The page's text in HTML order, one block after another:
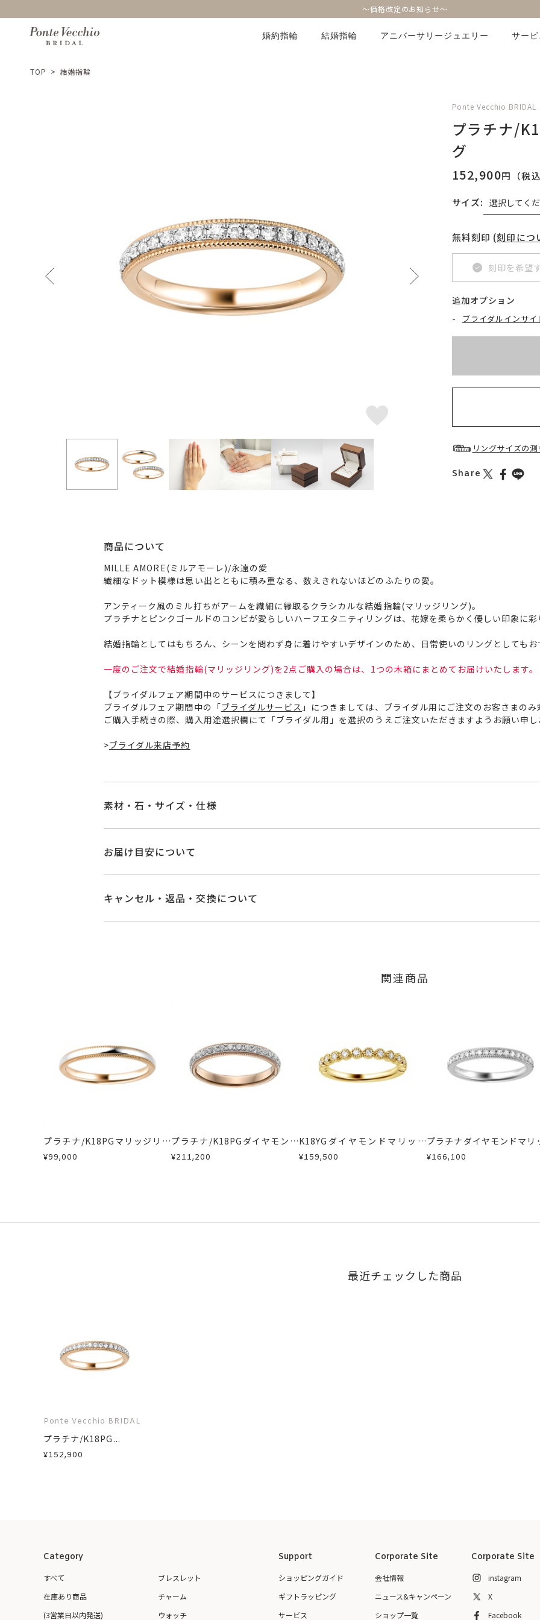
～価格改定のお知らせ～
婚約指輪 結婚指輪 アニバーサリージュエリー サー
TOP > 結婚指輪
Ponte Vecchio BRIDAL
プラチナ/
グ
152,900円（税
サイズ:
無料刻印 (刻印につ
刻印を希望
追加オプション
-
ブライダルインサ
リングサイズの
Share
商品について
MILLE AMORE(ミルアモーレ)/永遠の愛
繊細なドット模様は思い出とともに積み重なる、数えきれないほどのふたりの愛。
アンティーク風のミル打ちがアームを繊細に縁取るクラシカルな結婚指輪(マリッジリング)。
プラチナとピンクゴールドのコンビが愛らしいハーフエタニティリングは、花嫁を柔らかく優しい印象に
結婚指輪としてはもちろん、シーンを問わず身に着けやすいデザインのため、日常使いのリングとしても
一度のご注文で結婚指輪(マリッジリング)を2点ご購入の場合は、1つの木箱にまとめてお届けいたします。
【ブライダルフェア期間中のサービスにつきまして】
ブライダルフェア期間中の「ブライダルサービス 」につきましては、ブライダル用にご注文のお客さまの
ご購入手続きの際、購入用途選択欄にて「ブライダル用」を選択のうえご注文いただきますようお願い申
>ブライダル来店予約
素材・石・サイズ・仕様
素材 Pt900/K18ピンクゴールド
刻印サービス対象商品
インサイドストーン 可
刻印をお入れしない場合のお届け目安:約2ヶ月
文字タイプA、文字タイプB、文字タイプCよりお選びいただけます。
お届け目安について
詳しくはこちら
キャンセル・返品・交換について
・到着後ご連絡無く7日以上経過した商品
・刻印をお入れした商品
・販売期間が限定されている商品
・過度な交換・返品を繰り返している場合
詳細はこちら
関連商品
プラチナ/K18PGマリッジリン
グ
¥99,000
プラチナ/K18PGダイヤモンド
マリッジリング
¥211,200
K18YGダイヤモンドマリッジ
リング
¥159,500
プラチナダイヤモンドマリ
リング
¥166,100
最近チェックした商品
Ponte Vecchio BRIDAL
プラチナ/K18PG...
¥152,900
Category
すべて
在庫あり商品
(3営業日以内発送)
ブレスレット
チャーム
ウォッチ
Support
ショッピングガイド
ギフトラッピング
サービス
Corporate Site
会社情報
ニュース&キャンペーン
ショップ一覧
Corporate Site
instagram
X
Facebook